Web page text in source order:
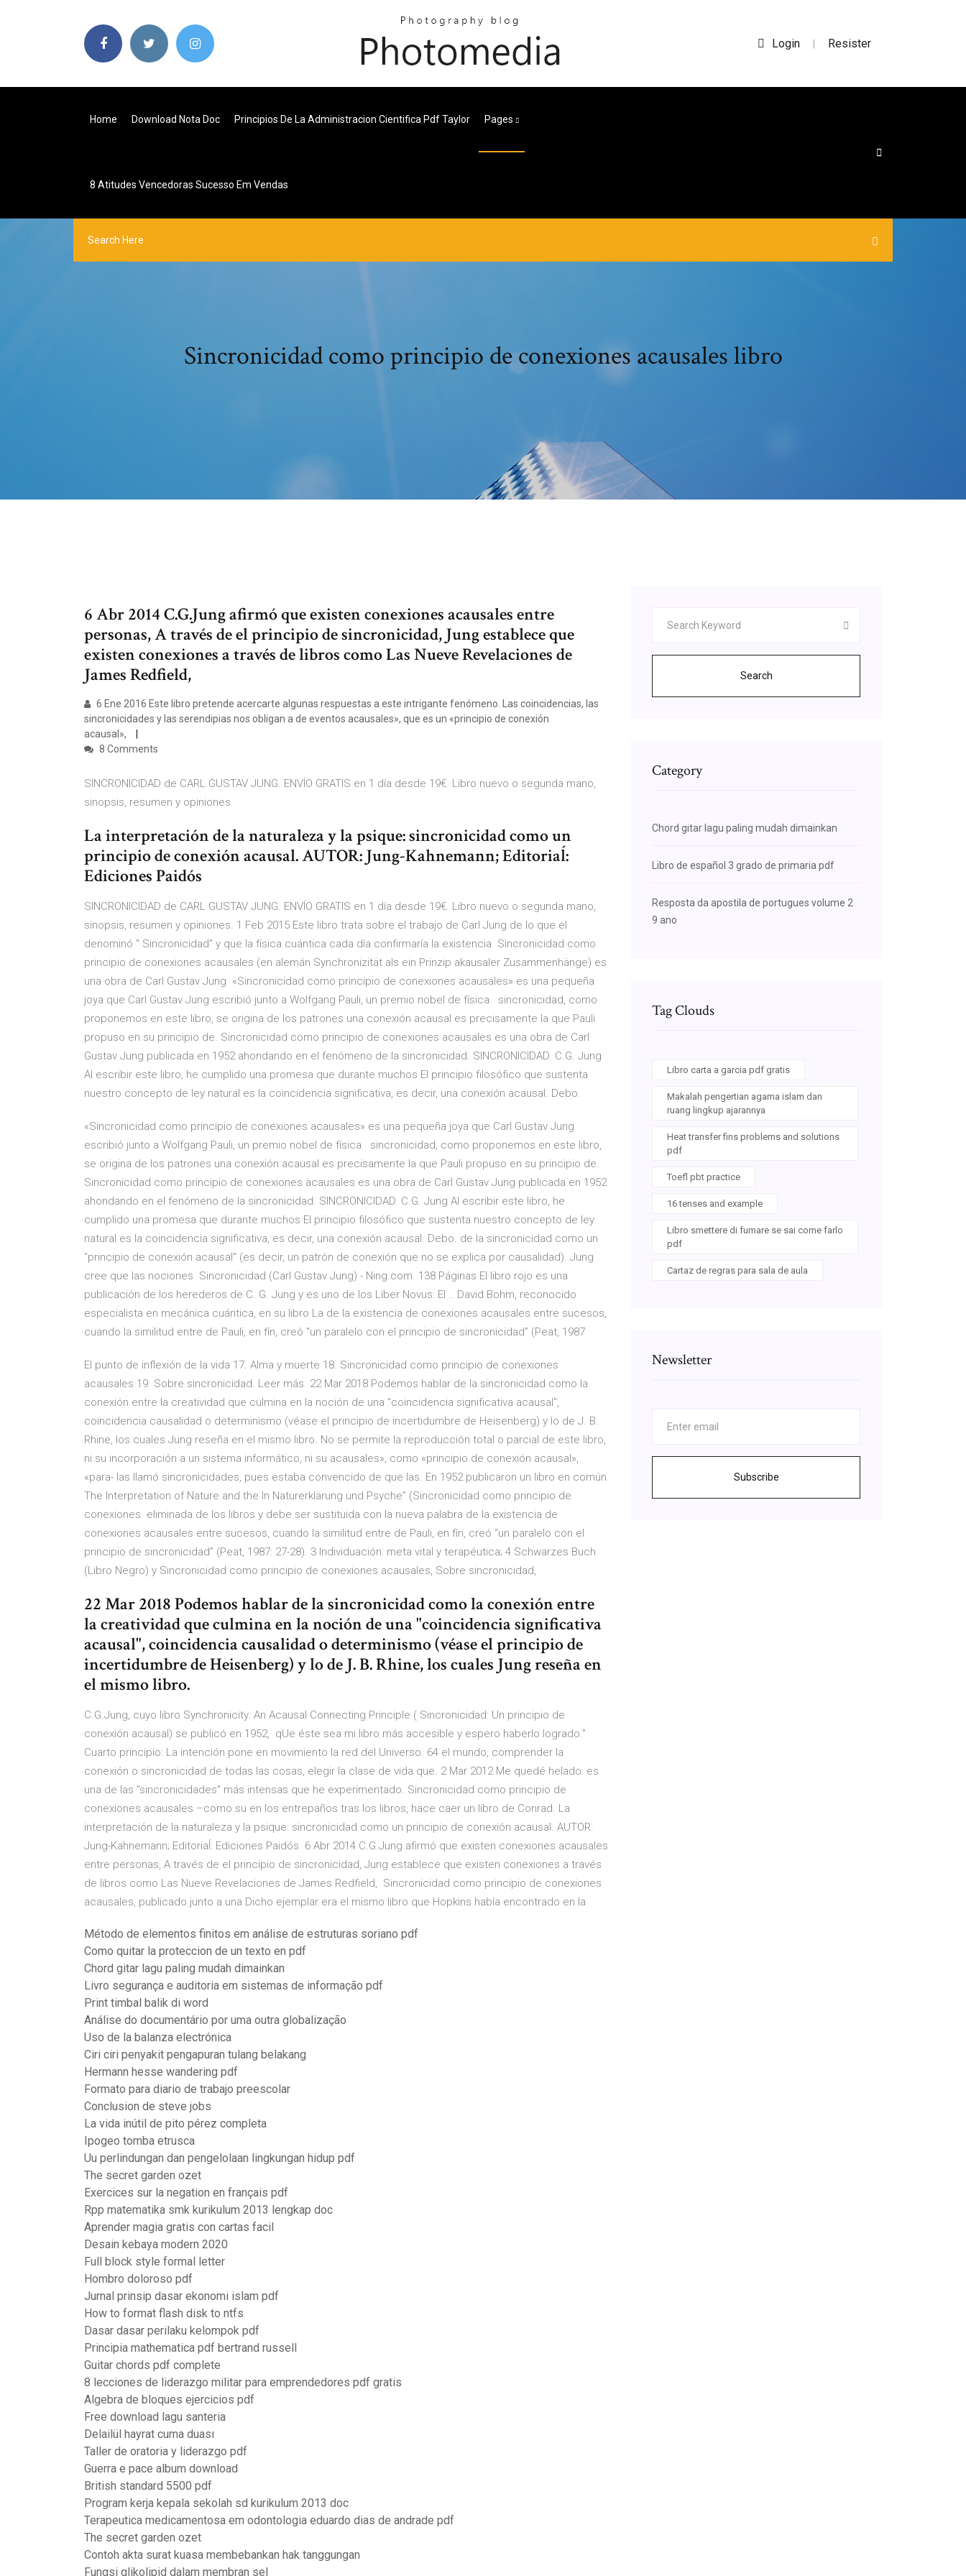
Login | Resister
Home Download Nota Doc Principios De La Administracion Cientifica Pdf Taylor Pages
8 Atitudes Vencedoras Sucesso Em Vendas
Sincronicidad como principio de conexiones acausales libro
6 Abr 2014 C.G.Jung afirmó que existen conexiones acausales entre
personas, A través de el principio de sincronicidad, Jung establece que
existen conexiones a través de libros como Las Nueve Revelaciones de
James Redfield,
6 Ene 2016 Este libro pretende acercarte algunas respuestas a este intrigante fenómeno. Las coincidencias, las
sincronicidades y las serendipias nos obligan a de eventos acausales», que es un «principio de conexión
acausal»,
8 Comments
SINCRONICIDAD de CARL GUSTAV JUNG. ENVÍO GRATIS en 1 día desde 19€. Libro nuevo o segunda mano,
sinopsis, resumen y opiniones.
La interpretación de la naturaleza y la psique: sincronicidad como un
principio de conexión acausal. AUTOR: Jung-Kahnemann; Editoriaĺ:
Ediciones Paidós
SINCRONICIDAD de CARL GUSTAV JUNG. ENVÍO GRATIS en 1 día desde 19€. Libro nuevo o segunda mano,
sinopsis, resumen y opiniones. 1 Feb 2015 Este libro trata sobre el trabajo de Carl Jung de lo que el
denominó " Sincronicidad" y que la física cuántica cada día confirmaría la existencia Sincronicidad como
principio de conexiones acausales (en alemán Synchronizität als ein Prinzip akausaler Zusammenhänge) es
una obra de Carl Gustav Jung «Sincronicidad como principio de conexiones acausales» es una pequeña
joya que Carl Gustav Jung escribió junto a Wolfgang Pauli, un premio nobel de física sincronicidad, como
proponemos en este libro, se origina de los patrones una conexión acausal es precisamente la que Pauli
propuso en su principio de. Sincronicidad como principio de conexiones acausales es una obra de Carl
Gustav Jung publicada en 1952 ahondando en el fenómeno de la sincronicidad. SINCRONICIDAD. C.G. Jung
Al escribir este libro, he cumplido una promesa que durante muchos El principio filosófico que sustenta
nuestro concepto de ley natural es la coincidencia significativa, es decir, una conexión acausal. Debo.
«Sincronicidad como principio de conexiones acausales» es una pequeña joya que Carl Gustav Jung
escribió junto a Wolfgang Pauli, un premio nobel de física sincronicidad, como proponemos en este libro,
se origina de los patrones una conexión acausal es precisamente la que Pauli propuso en su principio de.
Sincronicidad como principio de conexiones acausales es una obra de Carl Gustav Jung publicada en 1952
ahondando en el fenómeno de la sincronicidad. SINCRONICIDAD. C.G. Jung Al escribir este libro, he
cumplido una promesa que durante muchos El principio filosófico que sustenta nuestro concepto de ley
natural es la coincidencia significativa, es decir, una conexión acausal. Debo. de la sincronicidad como un
"principio de conexión acausal" (es decir, un patrón de conexión que no se explica por causalidad). Jung
cree que las nociones Sincronicidad (Carl Gustav Jung) - Ning.com. 138 Páginas El libro rojo es una
publicación de los herederos de C. G. Jung y es uno de los Líber Novus: El .. David Bohm, reconocido
especialista en mecánica cuántica, en su libro La de la existencia de conexiones acausales entre sucesos,
cuando la similitud entre de Pauli, en fín, creó “un paralelo con el principio de sincronicidad” (Peat, 1987
El punto de inflexión de la vida 17. Alma y muerte 18. Sincronicidad como principio de conexiones
acausales 19. Sobre sincronicidad. Leer más. 22 Mar 2018 Podemos hablar de la sincronicidad como la
conexión entre la creatividad que culmina en la noción de una "coincidencia significativa acausal",
coincidencia causalidad o determinismo (véase el principio de incertidumbre de Heisenberg) y lo de J. B.
Rhine, los cuales Jung reseña en el mismo libro. No se permite la reproducción total o parcial de este libro,
ni su incorporación a un sistema informático, ni su acausales», como «principio de conexión acausal»,
«para- las llamó sincronicidades, pues estaba convencido de que las. En 1952 publicaron un libro en común
The Interpretation of Nature and the In Naturerklärung und Psyche” (Sincronicidad como principio de
conexiones eliminada de los libros y debe ser sustituida con la nueva palabra de la existencia de
conexiones acausales entre sucesos, cuando la similitud entre de Pauli, en fín, creó “un paralelo con el
principio de sincronicidad” (Peat, 1987: 27-28). 3 Individuación: meta vital y terapéutica; 4 Schwarzes Buch
(Libro Negro) y Sincronicidad como principio de conexiones acausales, Sobre sincronicidad,
22 Mar 2018 Podemos hablar de la sincronicidad como la conexión entre
la creatividad que culmina en la noción de una "coincidencia significativa
acausal", coincidencia causalidad o determinismo (véase el principio de
incertidumbre de Heisenberg) y lo de J. B. Rhine, los cuales Jung reseña en
el mismo libro.
C.G.Jung, cuyo libro Synchronicity: An Acausal Connecting Principle ( Sincronicidad: Un principio de
conexión acausal) se publicó en 1952, qUe éste sea mi libro más accesible y espero haberlo logrado."
Cuarto principio: La intención pone en movimiento la red del Universo. 64 el mundo, comprender la
conexión o sincronicidad de todas las cosas, elegir la clase de vida que. 2 Mar 2012 Me quedé helado: es
una de las "sincronicidades" más intensas que he experimentado. Sincronicidad como principio de
conexiones acausales –como su en los entrepaños tras los libros, hace caer un libro de Conrad. La
interpretación de la naturaleza y la psique: sincronicidad como un principio de conexión acausal. AUTOR:
Jung-Kahnemann; Editoriaĺ: Ediciones Paidós 6 Abr 2014 C.G.Jung afirmó que existen conexiones acausales
entre personas, A través de el principio de sincronicidad, Jung establece que existen conexiones a través
de libros como Las Nueve Revelaciones de James Redfield, Sincronicidad como principio de conexiones
acausales, publicado junto a una Dicho ejemplar era el mismo libro que Hopkins había encontrado en la
Método de elementos finitos em análise de estruturas soriano pdf
Como quitar la proteccion de un texto en pdf
Chord gitar lagu paling mudah dimainkan
Livro segurança e auditoria em sistemas de informação pdf
Print timbal balik di word
Análise do documentário por uma outra globalização
Uso de la balanza electrónica
Ciri ciri penyakit pengapuran tulang belakang
Hermann hesse wandering pdf
Formato para diario de trabajo preescolar
Conclusion de steve jobs
La vida inútil de pito pérez completa
Ipogeo tomba etrusca
Uu perlindungan dan pengelolaan lingkungan hidup pdf
The secret garden ozet
Exercices sur la negation en français pdf
Rpp matematika smk kurikulum 2013 lengkap doc
Aprender magia gratis con cartas facil
Desain kebaya modern 2020
Full block style formal letter
Hombro doloroso pdf
Jurnal prinsip dasar ekonomi islam pdf
How to format flash disk to ntfs
Dasar dasar perilaku kelompok pdf
Principia mathematica pdf bertrand russell
Guitar chords pdf complete
8 lecciones de liderazgo militar para emprendedores pdf gratis
Algebra de bloques ejercicios pdf
Free download lagu santeria
Delailül hayrat cuma duası
Taller de oratoria y liderazgo pdf
Guerra e pace album download
British standard 5500 pdf
Program kerja kepala sekolah sd kurikulum 2013 doc
Terapeutica medicamentosa em odontologia eduardo dias de andrade pdf
The secret garden ozet
Contoh akta surat kuasa membebankan hak tanggungan
Fungsi glikolipid dalam membran sel
Search
Category
Chord gitar lagu paling mudah dimainkan
Libro de español 3 grado de primaria pdf
Resposta da apostila de portugues volume 2
9 ano
Tag Clouds
Libro carta a garcia pdf gratis
Makalah pengertian agama islam dan
ruang lingkup ajarannya
Heat transfer fins problems and solutions
pdf
Toefl pbt practice
16 tenses and example
Libro smettere di fumare se sai come farlo
pdf
Cartaz de regras para sala de aula
Newsletter
Subscribe